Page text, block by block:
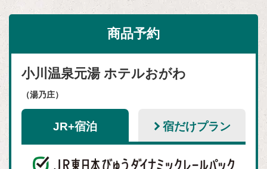
商品予約
小川温泉元湯 ホテルおがわ
（湯乃庄）
JR+宿泊 宿だけプラン